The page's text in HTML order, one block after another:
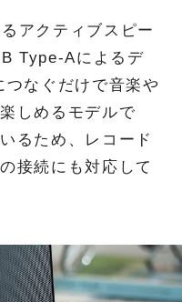
アクティブスピー
Type-Aによるデ
つなぐだけで音楽や
しめるモデルで
るため、レコード
接続にも対応して